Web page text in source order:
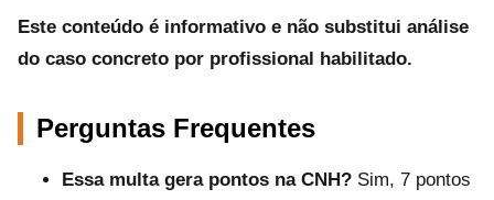
Este conteúdo é informativo e não substitui análise
do caso concreto por profissional habilitado.
Perguntas Frequentes
Essa multa gera pontos na CNH? Sim, 7 pontos